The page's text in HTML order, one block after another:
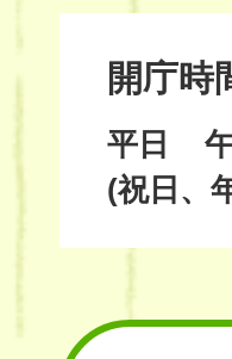
開庁時
平日
(祝日、